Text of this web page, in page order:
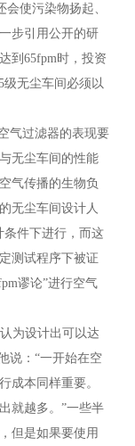
使污染物扬起、
步引用公开的研
到65fpm时，投资
级无尘车间必须以
气过滤器的表现要
无尘车间的性能
气传播的生物负
无尘车间设计人
条件下进行，而这
测试程序下被证
谬论”进行空气
为设计出可以达
说：“一开始在空
成本同样重要。
就越多。”一些半
但是如果要使用